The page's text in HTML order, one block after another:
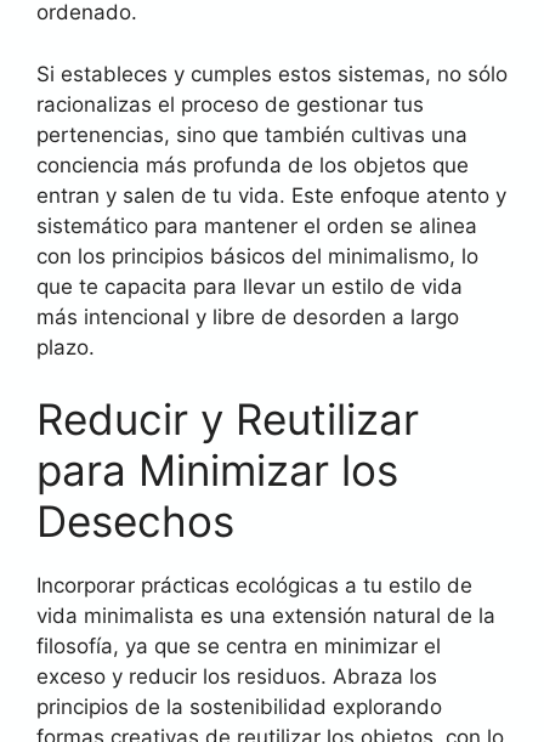
ordenado.
Si estableces y cumples estos sistemas, no sólo
racionalizas el proceso de gestionar tus
pertenencias, sino que también cultivas una
conciencia más profunda de los objetos que
entran y salen de tu vida. Este enfoque atento y
sistemático para mantener el orden se alinea
con los principios básicos del minimalismo, lo
que te capacita para llevar un estilo de vida
más intencional y libre de desorden a largo
plazo.
Reducir y Reutilizar
para Minimizar los
Desechos
Incorporar prácticas ecológicas a tu estilo de
vida minimalista es una extensión natural de la
filosofía, ya que se centra en minimizar el
exceso y reducir los residuos. Abraza los
principios de la sostenibilidad explorando
formas creativas de reutilizar los objetos, con lo